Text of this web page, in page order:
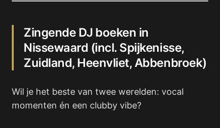
Zingende DJ boeken in
Nissewaard (incl. Spijkenisse,
Zuidland, Heenvliet, Abbenbroek)
Wil je het beste van twee werelden: vocal
momenten én een clubby vibe?